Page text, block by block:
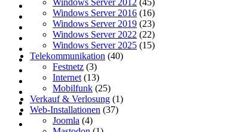
Windows Server 2016 (16)
Windows Server 2019 (23)
Windows Server 2022 (22)
Windows Server 2025 (15)
Telekommunikation (40)
Festnetz (3)
Internet (13)
Mobilfunk (25)
Verkauf & Verlosung (1)
Web-Installationen (37)
Joomla (4)